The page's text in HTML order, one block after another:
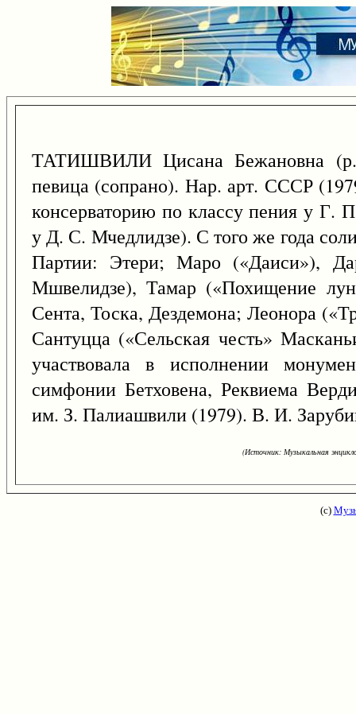
ТАТИШВИЛИ Цисана Бежановна
певица (сопрано). Нар. арт. СССР
консерваторию по классу пения у Г.
у Д. С. Мчедлидзе). С того же года
Партии: Этери; Маро («Даиси»),
Мшвелидзе), Тамар («Похищение
Сента, Тоска, Дездемона; Леонора
Сантуцца («Сельская честь»
участвовала в исполнении
симфонии Бетховена, Реквиема
им. З. Палиашвили (1979). В. И.
(Источник: Музыкальная
(с)